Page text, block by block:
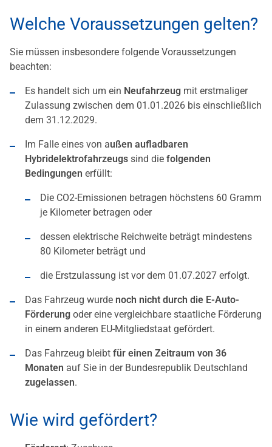
Welche Voraussetzungen gelten?
Sie müssen insbesondere folgende Voraussetzungen
beachten:
Es handelt sich um ein Neufahrzeug mit erstmaliger
Zulassung zwischen dem 01.01.2026 bis einschließlich
dem 31.12.2029.
Im Falle eines von außen aufladbaren
Hybridelektrofahrzeugs sind die folgenden
Bedingungen erfüllt:
Die CO2-Emissionen betragen höchstens 60 Gramm
je Kilometer betragen oder
dessen elektrische Reichweite beträgt mindestens
80 Kilometer beträgt und
die Erstzulassung ist vor dem 01.07.2027 erfolgt.
Das Fahrzeug wurde noch nicht durch die E-Auto-
Förderung oder eine vergleichbare staatliche Förderung
in einem anderen EU-Mitgliedstaat gefördert.
Das Fahrzeug bleibt für einen Zeitraum von 36
Monaten auf Sie in der Bundesrepublik Deutschland
zugelassen.
Wie wird gefördert?